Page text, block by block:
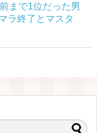
まで1位だった男
ラ終了とマスタ